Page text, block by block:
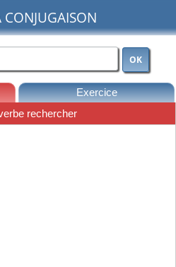
OK
Exercice
rechercher